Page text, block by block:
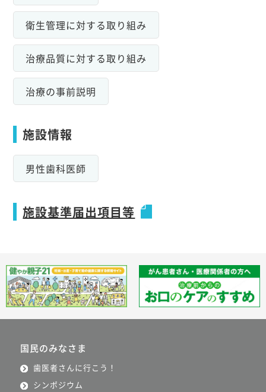
衛生管理に対する取り組み
治療品質に対する取り組み
治療の事前説明
施設情報
男性歯科医師
施設基準届出項目等
国民のみなさま
歯医者さんに行こう！
シンポジウム